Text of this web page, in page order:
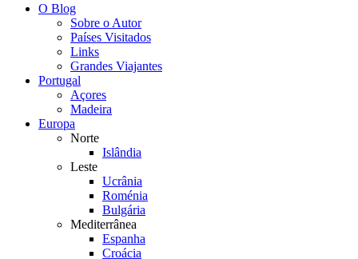
O Blog
Sobre o Autor
Países Visitados
Links
Grandes Viajantes
Portugal
Açores
Madeira
Europa
Norte
Islândia
Leste
Ucrânia
Roménia
Bulgária
Mediterrânea
Espanha
Croácia